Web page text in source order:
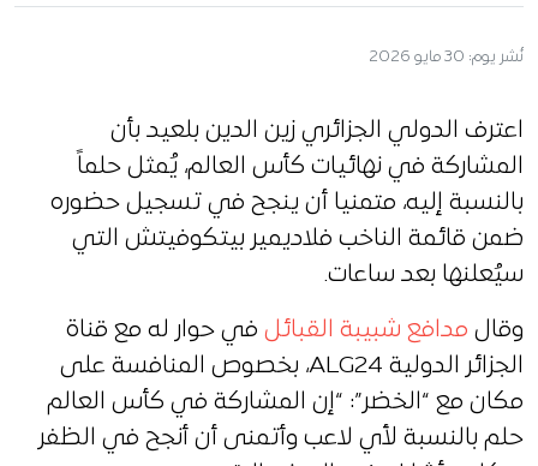
نُشر يوم: 30 مايو 2026
اعترف الدولي الجزائري زين الدين بلعيد بأن
المشاركة في نهائيات كأس العالم، يُمثل حلماً
بالنسبة إليه، متمنيا أن ينجح في تسجيل حضوره
ضمن قائمة الناخب فلاديمير بيتكوفيتش التي
سيُعلنها بعد ساعات.
وقال مدافع شبيبة القبائل في حوار له مع قناة
الجزائر الدولية ALG24، بخصوص المنافسة على
مكان مع “الخضر”: “إن المشاركة في كأس العالم
حلم بالنسبة لأي لاعب وأتمنى أن أنجح في الظفر